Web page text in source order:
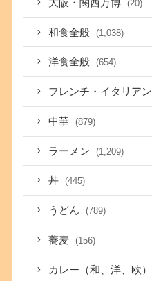
大阪・関西万博 (20)
和食全般 (1,038)
洋食全般 (654)
フレンチ・イタリアン
中華 (879)
ラーメン (1,209)
丼 (445)
うどん (789)
蕎麦 (156)
カレー（和、洋、欧）